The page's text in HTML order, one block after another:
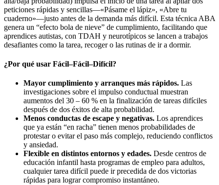
peticiones rápidas y sencillas—«Pásame el lápiz», «Abre tu
cuaderno»—justo antes de la demanda más difícil. Esta técnica ABA
genera un “efecto bola de nieve” de cumplimiento, facilitando que
aprendices autistas, con TDAH y neurotípicos se lancen a trabajos
desafiantes como la tarea, recoger o las rutinas de ir a dormir.
¿Por qué usar Fácil–Fácil–Difícil?
Mayor cumplimiento y arranques más rápidos. Las
investigaciones sobre el impulso conductual muestran
aumentos del 30 – 60 % en la finalización de tareas difíciles
después de dos éxitos de alta probabilidad.
Menos conductas de escape y negativas. Los aprendices
que ya están “en racha” tienen menos probabilidades de
protestar o evitar el paso más complejo, reduciendo conflictos
y ansiedad.
Flexible en distintos entornos y edades. Desde centros de
educación infantil hasta programas de empleo para adultos,
cualquier tarea difícil puede ir precedida de dos victorias
rápidas para lograr compromiso instantáneo.